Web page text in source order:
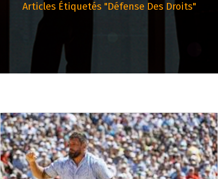
Articles Étiquetés "défense Des Droits"